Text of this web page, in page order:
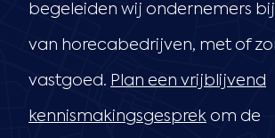
begeleiden wij ondernemers
van horecabedrijven, met of
vastgoed. Plan een vrijblijvend
kennismakingsgesprek om de